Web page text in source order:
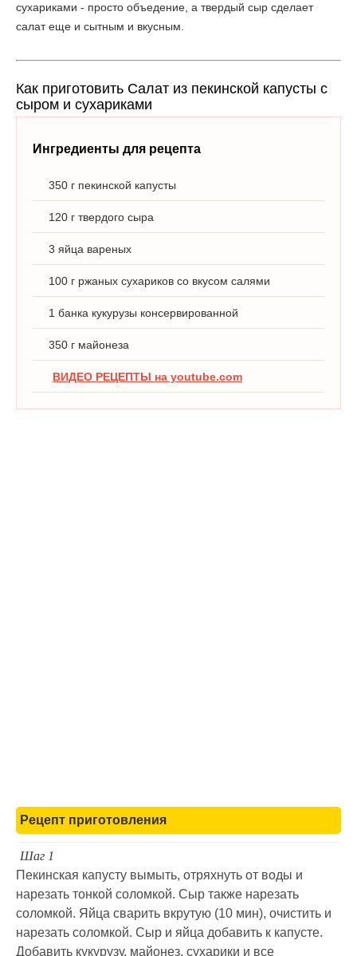
сухариками - просто объедение, а твердый сыр сделает
салат еще и сытным и вкусным.
Как приготовить Салат из пекинской капусты с
сыром и сухариками
Ингредиенты для рецепта
350 г пекинской капусты
120 г твердого сыра
3 яйца вареных
100 г ржаных сухариков со вкусом салями
1 банка кукурузы консервированной
350 г майонеза
ВИДЕО РЕЦЕПТЫ на youtube.com
Рецепт приготовления
Шаг 1
Пекинская капусту вымыть, отряхнуть от воды и
нарезать тонкой соломкой. Сыр также нарезать
соломкой. Яйца сварить вкрутую (10 мин), очистить и
нарезать соломкой. Сыр и яйца добавить к капусте.
Добавить кукурузу, майонез, сухарики и все